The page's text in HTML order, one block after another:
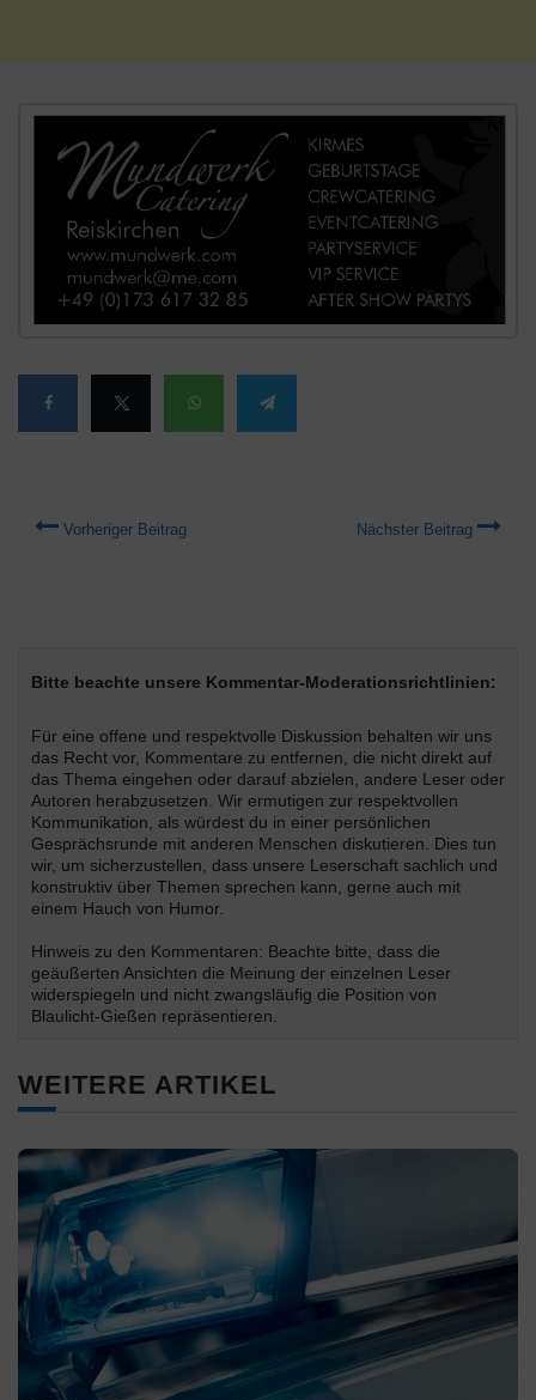
Vorheriger Beitrag Nächster Beitrag
Bitte beachte unsere Kommentar-Moderationsrichtlinien:
Für eine offene und respektvolle Diskussion behalten wir uns
das Recht vor, Kommentare zu entfernen, die nicht direkt auf
das Thema eingehen oder darauf abzielen, andere Leser oder
Autoren herabzusetzen. Wir ermutigen zur respektvollen
Kommunikation, als würdest du in einer persönlichen
Gesprächsrunde mit anderen Menschen diskutieren. Dies tun
wir, um sicherzustellen, dass unsere Leserschaft sachlich und
konstruktiv über Themen sprechen kann, gerne auch mit
einem Hauch von Humor.
Hinweis zu den Kommentaren: Beachte bitte, dass die
geäußerten Ansichten die Meinung der einzelnen Leser
widerspiegeln und nicht zwangsläufig die Position von
Blaulicht-Gießen repräsentieren.
WEITERE ARTIKEL